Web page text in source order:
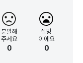
분발해
주세요
0
실망
이에요
0